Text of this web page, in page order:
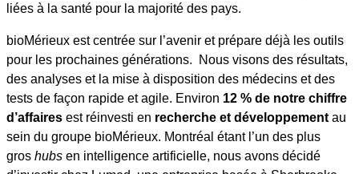
liées à la santé pour la majorité des pays.
bioMérieux est centrée sur l’avenir et prépare déjà les outils
pour les prochaines générations. Nous visons des résultats,
des analyses et la mise à disposition des médecins et des
tests de façon rapide et agile. Environ 12 % de notre chiffre
d’affaires est réinvesti en recherche et développement au
sein du groupe bioMérieux. Montréal étant l’un des plus
gros hubs en intelligence artificielle, nous avons décidé